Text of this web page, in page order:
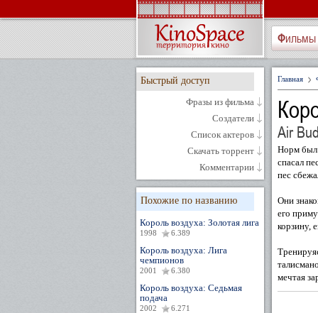
Фильмы
Быстрый доступ
Фразы из фильма
Создатели
Список актеров
Скачать торрент
Комментарии
Похожие по названию
Король воздуха: Золотая лига
1998 6.389
Король воздуха: Лига
чемпионов
2001 6.380
Король воздуха: Седьмая
подача
2002 6.271
Главная
Air
Норм был
спасал
пес
Они
его
корзину,
мечтая